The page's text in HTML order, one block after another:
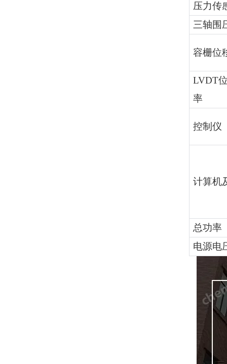
压力传
三轴围
容栅位
LVDT
率
控制仪
计算机
总功率
电源电